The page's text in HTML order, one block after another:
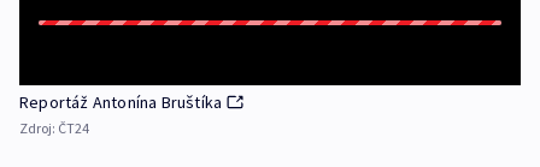
Reportáž Antonína Bruštíka
Zdroj: ČT24